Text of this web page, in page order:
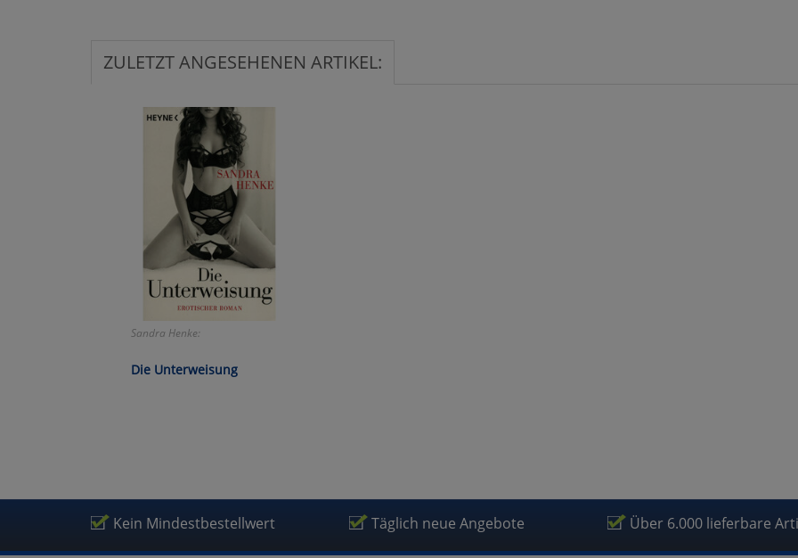
ZULETZT ANGESEHENEN ARTIKEL:
Sandra Henke:
Die Unterweisung
Kein Mindestbestellwert Täglich neue Angebote Über 6.000 lieferbare